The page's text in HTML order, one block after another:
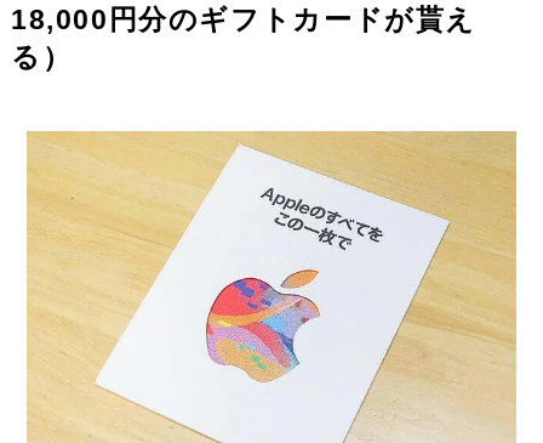
18,000円分のギフトカードが貰え
る）